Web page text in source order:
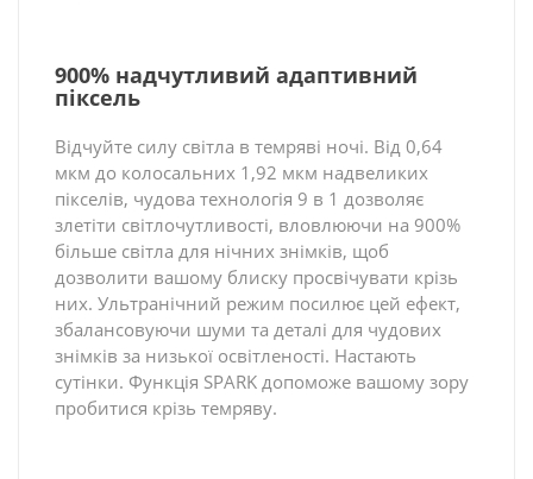
900% надчутливий адаптивний
піксель
Відчуйте силу світла в темряві ночі. Від 0,64
мкм до колосальних 1,92 мкм надвеликих
пікселів, чудова технологія 9 в 1 дозволяє
злетіти світлочутливості, вловлюючи на 900%
більше світла для нічних знімків, щоб
дозволити вашому блиску просвічувати крізь
них. Ультранічний режим посилює цей ефект,
збалансовуючи шуми та деталі для чудових
знімків за низької освітленості. Настають
сутінки. Функція SPARK допоможе вашому зору
пробитися крізь темряву.